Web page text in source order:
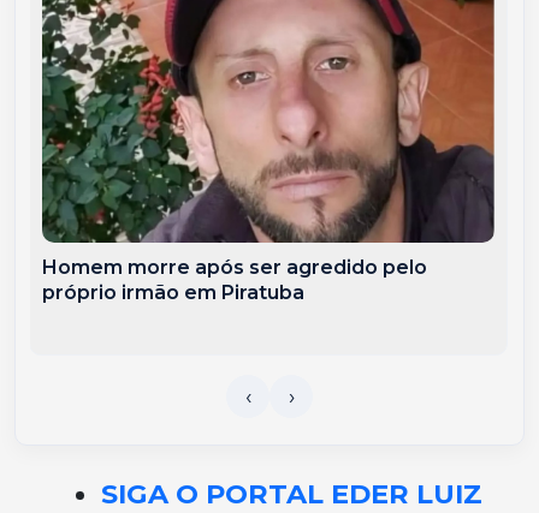
Homem morre após ser agredido pelo
próprio irmão em Piratuba
SIGA O PORTAL EDER LUIZ